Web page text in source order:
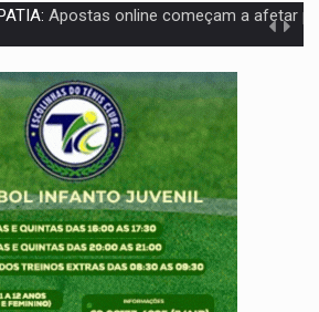
Plantar árvores não será mais suficiente para
NA LUA:Cientistas alertam para possível base secreta no satélite
COM PEUGEOT:Incêndio destrói carro que era rebocado para oficina
Ladrão é filmado furtando moto na frente do bar
DE PESQUISA:Iniciativa Amazônia+10 lança chamada para fortalecer
Brasil tem grandes reservas de urânio, mas produz pouco e
Serpente capturada na fábrica da Coca-Cola é